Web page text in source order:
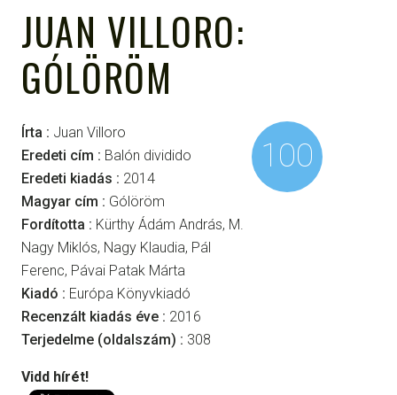
JUAN VILLORO:
GÓLÖRÖM
Írta : Juan Villoro
Eredeti cím : Balón dividido
Eredeti kiadás : 2014
Magyar cím : Gólöröm
Fordította : Kürthy Ádám András, M.
Nagy Miklós, Nagy Klaudia, Pál
Ferenc, Pávai Patak Márta
Kiadó : Európa Könyvkiadó
Recenzált kiadás éve : 2016
Terjedelme (oldalszám) : 308
100
Vidd hírét!